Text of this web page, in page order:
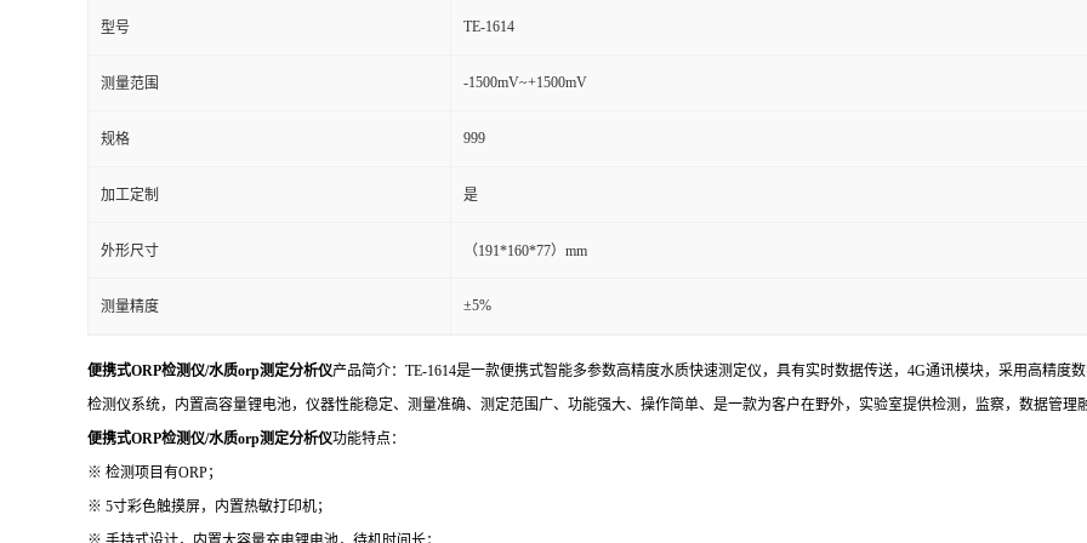
型号 TE-1614
测量范围 -1500mV~+1500mV
规格 999
加工定制 是
外形尺寸 （191*160*77）mm
测量精度 ±5%
便携式ORP检测仪/水质orp测定分析仪产品简介：TE-1614是一款便携式智能多参数高精度水质快速测定仪，具有实时数据传送，4G通讯模块，采用高精度
检测仪系统，内置高容量锂电池，仪器性能稳定、测量准确、测定范围广、功能强大、操作简单、是一款为客户在野外，实验室提供检测，监察，数据管理
便携式ORP检测仪/水质orp测定分析仪功能特点：
※ 检测项目有ORP；
※ 5寸彩色触摸屏，内置热敏打印机；